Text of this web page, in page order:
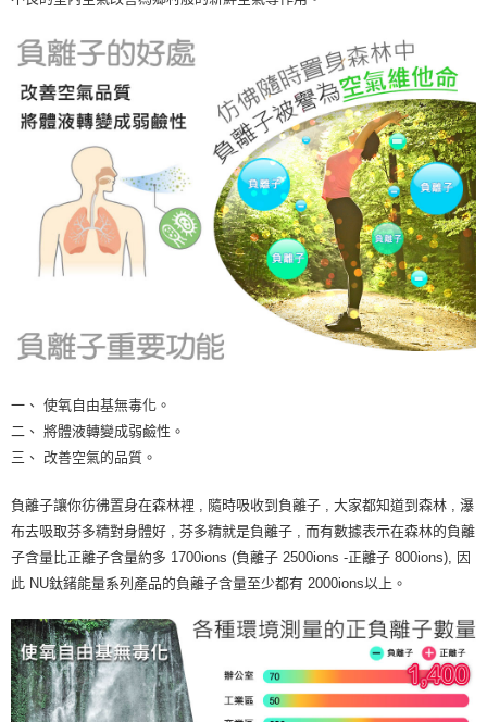
一、 使氧自由基無毒化。
二、 將體液轉變成弱鹼性。
三、 改善空氣的品質。
負離子讓你彷彿置身在森林裡 , 隨時吸收到負離子 , 大家都知道到森林 , 瀑
布去吸取芬多精對身體好 , 芬多精就是負離子 , 而有數據表示在森林的負離
子含量比正離子含量約多 1700ions (負離子 2500ions -正離子 800ions), 因
此 NU鈦鍺能量系列產品的負離子含量至少都有 2000ions以上。